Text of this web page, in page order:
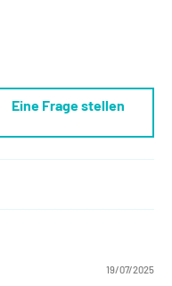
Eine Frage stellen
19/07/2025